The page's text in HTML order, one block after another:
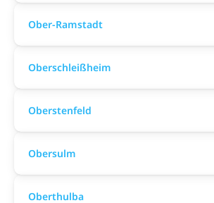
Ober-Ramstadt
Oberschleißheim
Oberstenfeld
Obersulm
Oberthulba